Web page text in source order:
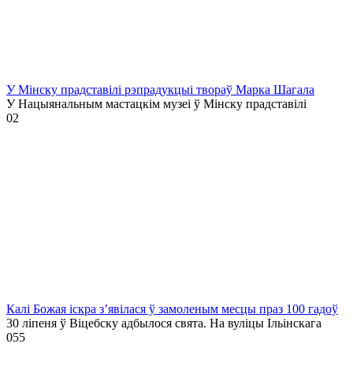
У Мінску прадставілі рэпрадукцыі твораў Марка Шагала
У Нацыянальным мастацкім музеі ў Мінску прадставілі
02
Калі Божая іскра з’явілася ў замоленым месцы праз 100 гадоў
30 ліпеня ў Віцебску адбылося свята. На вуліцы Ільінскага
055